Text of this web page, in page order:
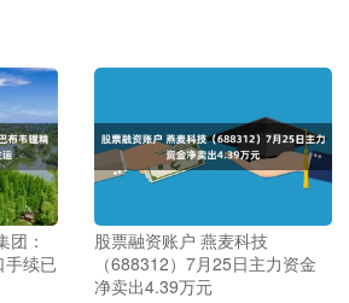
团：
手续已
股票融资账户 燕麦科技
（688312）7月25日主力资金
净卖出4.39万元